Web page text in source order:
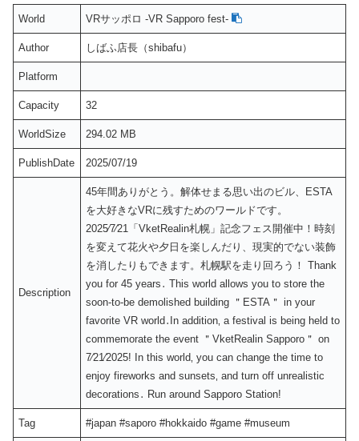
World VRサッポロ -VR Sapporo fest-
Author しばふ店長（shibafu）
Platform
Capacity 32
WorldSize 294.02 MB
PublishDate 2025/07/19
Description
45年間ありがとう。解体せまる思い出のビル、ESTA
を大好きなVRに残すためのワールドです。
2025⁄7⁄21「VketRealin札幌」記念フェス開催中！時刻
を変えて花火や夕日を楽しんだり、現実的でない装飾
を消したりもできます。札幌駅を走り回ろう！ Thank
you for 45 years․ This world allows you to store the
soon-to-be demolished building ＂ESTA＂ in your
favorite VR world․In addition‚ a festival is being held to
commemorate the event ＂VketRealin Sapporo＂ on
7⁄21⁄2025ǃ In this world‚ you can change the time to
enjoy fireworks and sunsets‚ and turn off unrealistic
decorations․ Run around Sapporo Stationǃ
Tag #japan #saporo #hokkaido #game #museum